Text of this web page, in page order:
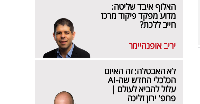
האלוף איבד שליטה:
מדוע מפקד פיקוד מרכז
חייב ללכת?
יריב אופנהיימר
לא האבטלה: זה האיום
הכלכלי החדש שה-AI
עלול להביא לעולם |
פרופ' ירון זליכה